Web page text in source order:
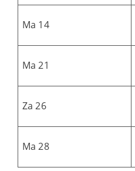
Ma 14
Ma 21
Za 26
Ma 28